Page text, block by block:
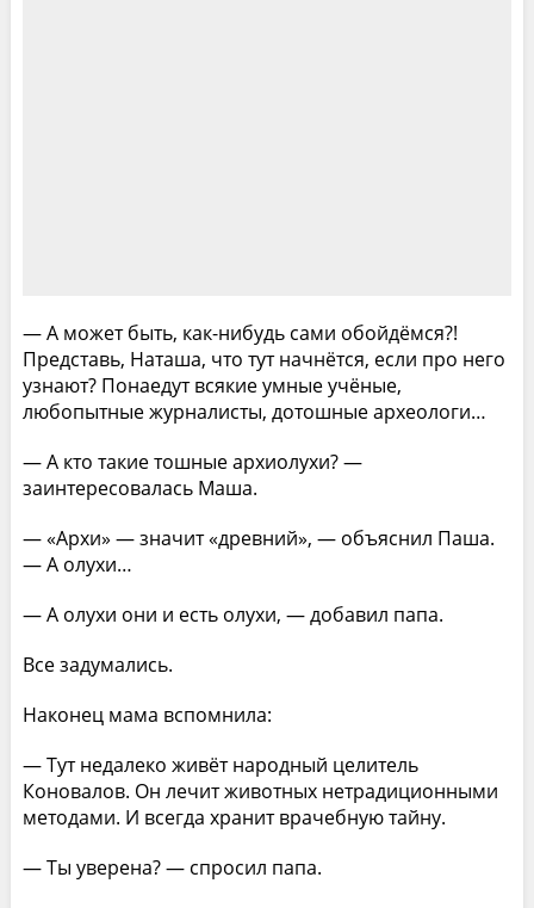
— А может быть, как-нибудь сами обойдёмся?!
Представь, Наташа, что тут начнётся, если про него
узнают? Понаедут всякие умные учёные,
любопытные журналисты, дотошные археологи…
— А кто такие тошные архиолухи? —
заинтересовалась Маша.
— «Архи» — значит «древний», — объяснил Паша.
— А олухи…
— А олухи они и есть олухи, — добавил папа.
Все задумались.
Наконец мама вспомнила:
— Тут недалеко живёт народный целитель
Коновалов. Он лечит животных нетрадиционными
методами. И всегда хранит врачебную тайну.
— Ты уверена? — спросил папа.